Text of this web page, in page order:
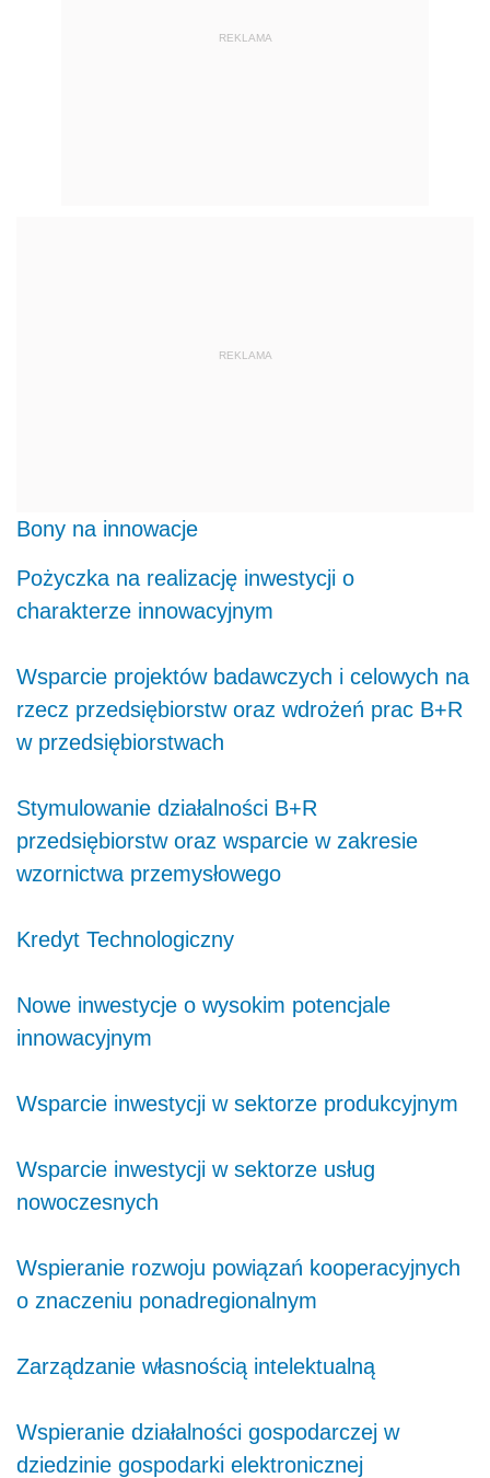
REKLAMA
REKLAMA
Bony na innowacje
Pożyczka na realizację inwestycji o
charakterze innowacyjnym
Wsparcie projektów badawczych i celowych na
rzecz przedsiębiorstw oraz wdrożeń prac B+R
w przedsiębiorstwach
Stymulowanie działalności B+R
przedsiębiorstw oraz wsparcie w zakresie
wzornictwa przemysłowego
Kredyt Technologiczny
Nowe inwestycje o wysokim potencjale
innowacyjnym
Wsparcie inwestycji w sektorze produkcyjnym
Wsparcie inwestycji w sektorze usług
nowoczesnych
Wspieranie rozwoju powiązań kooperacyjnych
o znaczeniu ponadregionalnym
Zarządzanie własnością intelektualną
Wspieranie działalności gospodarczej w
dziedzinie gospodarki elektronicznej